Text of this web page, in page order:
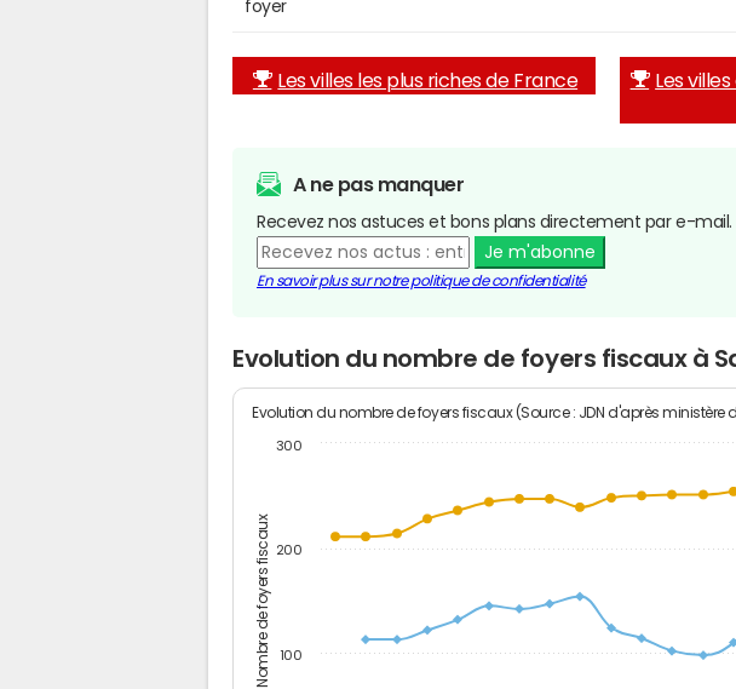
foyer
Les villes les plus riches de France
Les
A ne pas manquer
Recevez nos astuces et bons plans directement par e-mail.
Je m'abonne
En savoir plus sur notre politique de confidentialité
Evolution du nombre de foyers fiscaux à
Nombre de foyers fiscaux
Evolution du nombre de foyers fiscaux (Source : JDN d'après ministère
100
200
300